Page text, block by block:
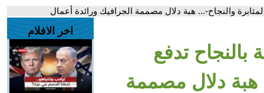
والنجاح-... هبة دلال مصممة الجرافيك ورائدة أعمال
بالنجاح تدفع
هبة دلال مصممة
اخر الافلام